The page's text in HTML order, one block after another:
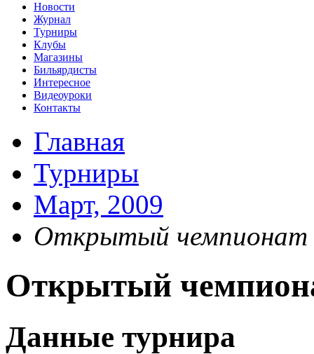
Новости
Журнал
Турниры
Клубы
Магазины
Бильярдисты
Интересное
Видеоуроки
Контакты
Главная
Турниры
Март, 2009
Открытый
Открытый
Данные турнира